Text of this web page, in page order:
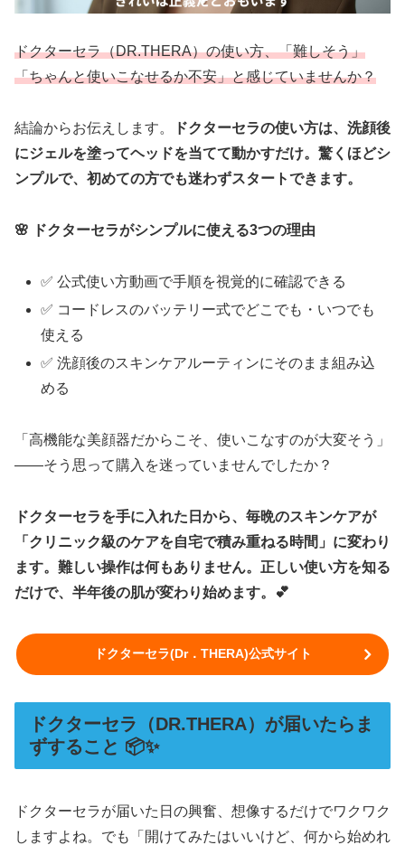
ドクターセラ（DR.THERA）の使い方、「難しそう」
「ちゃんと使いこなせるか不安」と感じていませんか？
結論からお伝えします。
ドクターセラの使い方は、洗顔後
にジェルを塗ってヘッドを当てて動かすだけ。驚くほどシ
ンプルで、初めての方でも迷わずスタートできます。
🌸 ドクターセラがシンプルに使える3つの理由
✅ 公式使い方動画で手順を視覚的に確認できる
✅ コードレスのバッテリー式でどこでも・いつでも
使える
✅ 洗顔後のスキンケアルーティンにそのまま組み込
める
「高機能な美顔器だからこそ、使いこなすのが大変そう」
——そう思って購入を迷っていませんでしたか？
ドクターセラを手に入れた日から、毎晩のスキンケアが
「クリニック級のケアを自宅で積み重ねる時間」に変わり
ます。難しい操作は何もありません。正しい使い方を知る
だけで、半年後の肌が変わり始めます。💕
ドクターセラ(Dr．THERA)公式サイト
ドクターセラ（DR.THERA）が届いたらま
ずすること 📦✨
ドクターセラが届いた日の興奮、想像するだけでワクワク
しますよね。でも「開けてみたはいいけど、何から始めれ